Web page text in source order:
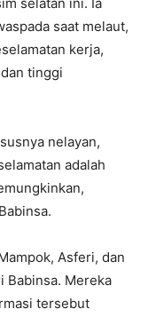
saat melaut,
kerja,
tinggi
nelayan,
adalah
Asferi, dan
Babinsa. Mereka
tersebut